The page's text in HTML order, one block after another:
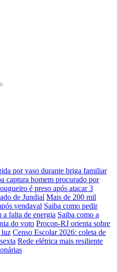
por vaso durante briga familiar
captura homem procurado por
é preso após atacar 3
de Jundiaí Mais de 200 mil
vendaval Saiba como pedir
a falta de energia Saiba como a
do voto Procon-RJ orienta sobre
luz Censo Escolar 2026: coleta de
Rede elétrica mais resiliente